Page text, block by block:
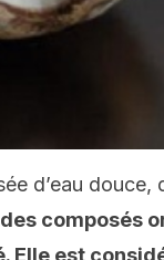
d’eau
composés
Elle est